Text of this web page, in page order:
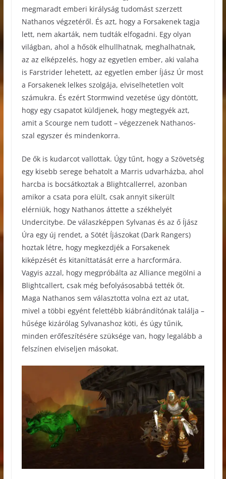
megmaradt emberi királyság tudomást szerzett
Nathanos végzetéről. És azt, hogy a Forsakenek tagja
lett, nem akarták, nem tudták elfogadni. Egy olyan
világban, ahol a hősök elhullhatnak, meghalhatnak,
az az elképzelés, hogy az egyetlen ember, aki valaha
is Farstrider lehetett, az egyetlen ember Íjász Úr most
a Forsakenek lelkes szolgája, elviselhetetlen volt
számukra. És ezért Stormwind vezetése úgy döntött,
hogy egy csapatot küldjenek, hogy megtegyék azt,
amit a Scourge nem tudott – végezzenek Nathanos-
szal egyszer és mindenkorra.
De ők is kudarcot vallottak. Úgy tűnt, hogy a Szövetség
egy kisebb serege behatolt a Marris udvarházba, ahol
harcba is bocsátkoztak a Blightcallerrel, azonban
amikor a csata pora elült, csak annyit sikerült
elérniük, hogy Nathanos áttette a székhelyét
Undercitybe. De válaszképpen Sylvanas és az ő Íjász
Úra egy új rendet, a Sötét Íjászokat (Dark Rangers)
hoztak létre, hogy megkezdjék a Forsakenek
kiképzését és kitaníttatását erre a harcformára.
Vagyis azzal, hogy megpróbálta az Alliance megölni a
Blightcallert, csak még befolyásosabbá tették őt.
Maga Nathanos sem választotta volna ezt az utat,
mivel a többi egyént felettébb kiábrándítónak találja –
hűsége kizárólag Sylvanashoz köti, és úgy tűnik,
minden erőfeszítésére szüksége van, hogy legalább a
felszínen elviseljen másokat.